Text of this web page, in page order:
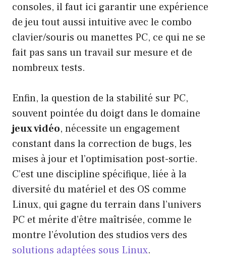
consoles, il faut ici garantir une expérience
de jeu tout aussi intuitive avec le combo
clavier/souris ou manettes PC, ce qui ne se
fait pas sans un travail sur mesure et de
nombreux tests.
Enfin, la question de la stabilité sur PC,
souvent pointée du doigt dans le domaine
jeux vidéo, nécessite un engagement
constant dans la correction de bugs, les
mises à jour et l’optimisation post-sortie.
C’est une discipline spécifique, liée à la
diversité du matériel et des OS comme
Linux, qui gagne du terrain dans l’univers
PC et mérite d’être maîtrisée, comme le
montre l’évolution des studios vers des
solutions adaptées sous Linux.